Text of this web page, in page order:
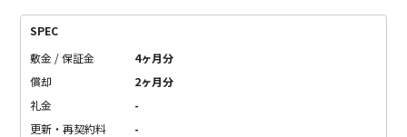
SPEC
敷金 / 保証金
4ヶ月分
償却
2ヶ月分
礼金
-
更新・再契約料
-